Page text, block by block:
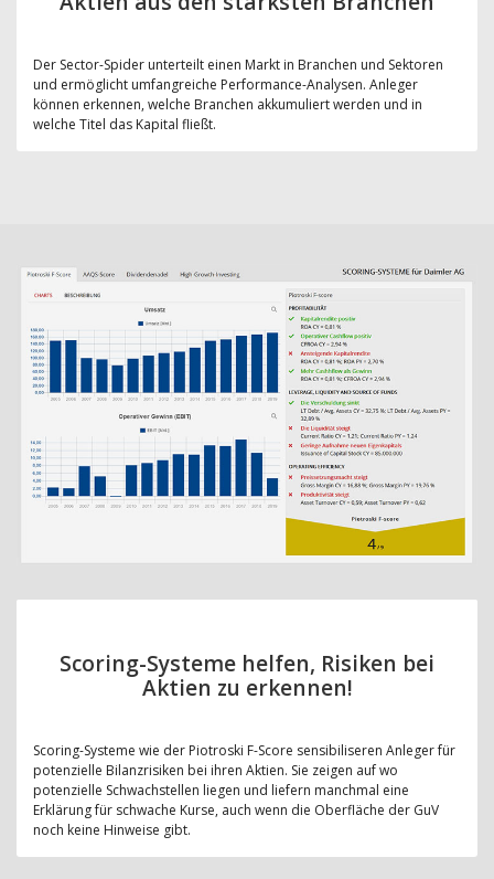
Der Sector-Spider unterteilt einen Markt in Branchen und Sektoren
und ermöglicht umfangreiche Performance-Analysen. Anleger
können erkennen, welche Branchen akkumuliert werden und in
welche Titel das Kapital fließt.
Scoring-Systeme helfen, Risiken bei
Aktien zu erkennen!
Scoring-Systeme wie der Piotroski F-Score sensibiliseren Anleger für
potenzielle Bilanzrisiken bei ihren Aktien. Sie zeigen auf wo
potenzielle Schwachstellen liegen und liefern manchmal eine
Erklärung für schwache Kurse, auch wenn die Oberfläche der GuV
noch keine Hinweise gibt.